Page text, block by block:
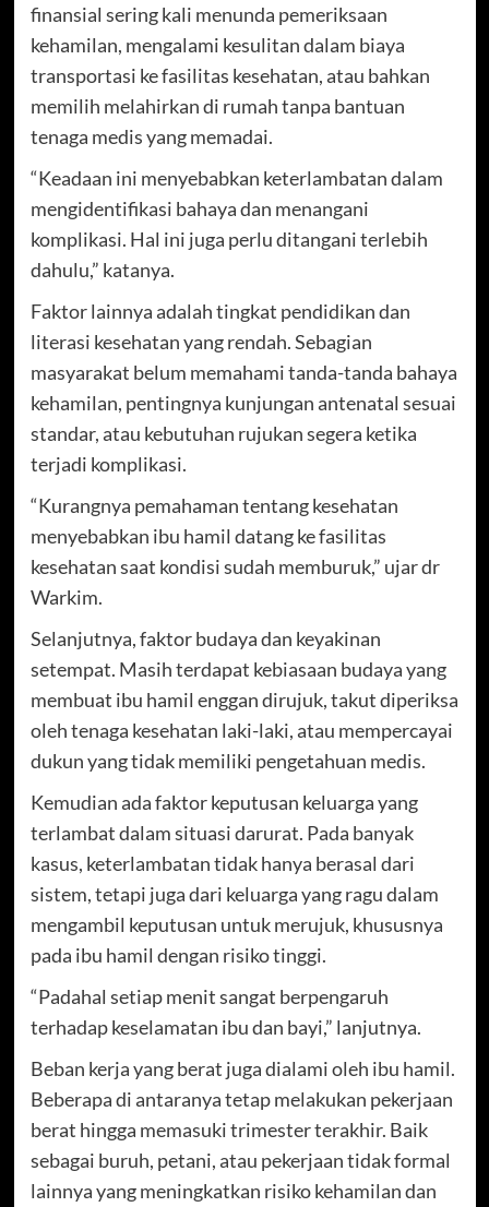
finansial sering kali menunda pemeriksaan
kehamilan, mengalami kesulitan dalam biaya
transportasi ke fasilitas kesehatan, atau bahkan
memilih melahirkan di rumah tanpa bantuan
tenaga medis yang memadai.
“Keadaan ini menyebabkan keterlambatan dalam
mengidentifikasi bahaya dan menangani
komplikasi. Hal ini juga perlu ditangani terlebih
dahulu,” katanya.
Faktor lainnya adalah tingkat pendidikan dan
literasi kesehatan yang rendah. Sebagian
masyarakat belum memahami tanda-tanda bahaya
kehamilan, pentingnya kunjungan antenatal sesuai
standar, atau kebutuhan rujukan segera ketika
terjadi komplikasi.
“Kurangnya pemahaman tentang kesehatan
menyebabkan ibu hamil datang ke fasilitas
kesehatan saat kondisi sudah memburuk,” ujar dr
Warkim.
Selanjutnya, faktor budaya dan keyakinan
setempat. Masih terdapat kebiasaan budaya yang
membuat ibu hamil enggan dirujuk, takut diperiksa
oleh tenaga kesehatan laki-laki, atau mempercayai
dukun yang tidak memiliki pengetahuan medis.
Kemudian ada faktor keputusan keluarga yang
terlambat dalam situasi darurat. Pada banyak
kasus, keterlambatan tidak hanya berasal dari
sistem, tetapi juga dari keluarga yang ragu dalam
mengambil keputusan untuk merujuk, khususnya
pada ibu hamil dengan risiko tinggi.
“Padahal setiap menit sangat berpengaruh
terhadap keselamatan ibu dan bayi,” lanjutnya.
Beban kerja yang berat juga dialami oleh ibu hamil.
Beberapa di antaranya tetap melakukan pekerjaan
berat hingga memasuki trimester terakhir. Baik
sebagai buruh, petani, atau pekerjaan tidak formal
lainnya yang meningkatkan risiko kehamilan dan